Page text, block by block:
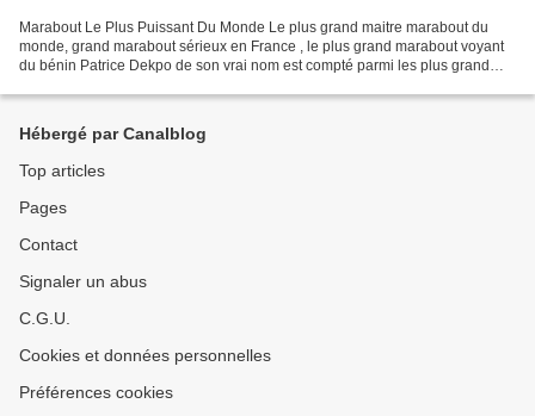
Marabout Le Plus Puissant Du Monde Le plus grand maitre marabout du
monde, grand marabout sérieux en France , le plus grand marabout voyant
du bénin Patrice Dekpo de son vrai nom est compté parmi les plus grand
Hébergé par Canalblog
Top articles
Pages
Contact
Signaler un abus
C.G.U.
Cookies et données personnelles
Préférences cookies